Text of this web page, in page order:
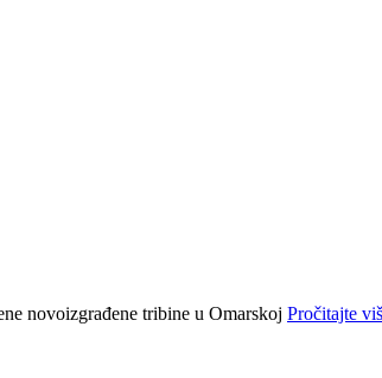
novoizgrađene tribine u Omarskoj Pročitajte